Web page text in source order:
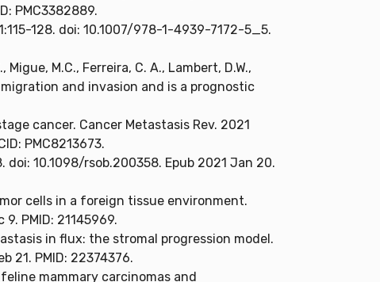
PMC3382889.
128. doi: 10.1007/978-1-4939-7172-5_5.
M.C., Ferreira, C. A., Lambert, D.W.,
migration and invasion and is a prognostic
cancer. Cancer Metastasis Rev. 2021
PMC8213673.
doi: 10.1098/rsob.200358. Epub 2021 Jan 20.
cells in a foreign tissue environment.
PMID: 21145969.
in flux: the stromal progression model.
21. PMID: 22374376.
feline mammary carcinomas and